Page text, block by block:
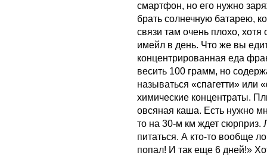
смартфон, но его нужно
брать солнечную батарею,
связи там очень плохо,
имейл в день. Что же вы
концентрированная еда
весить 100 грамм, но
называться «спагетти»
химические концентраты.
овсяная каша. Есть нужно
то на 30-м км ждет сюрприз.
питаться. А кто-то вообще
попал! И так еще 6 дней!»